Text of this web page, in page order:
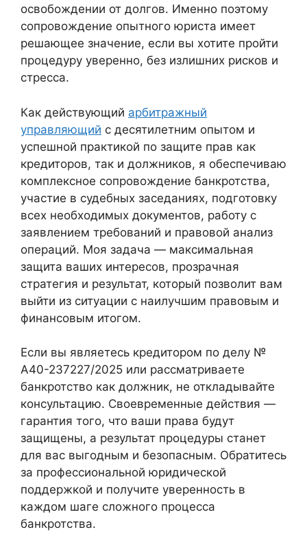
освобождении от долгов. Именно поэтому
сопровождение опытного юриста имеет
решающее значение, если вы хотите пройти
процедуру уверенно, без излишних рисков и
стресса.
Как действующий арбитражный
управляющий с десятилетним опытом и
успешной практикой по защите прав как
кредиторов, так и должников, я обеспечиваю
комплексное сопровождение банкротства,
участие в судебных заседаниях, подготовку
всех необходимых документов, работу с
заявлением требований и правовой анализ
операций. Моя задача — максимальная
защита ваших интересов, прозрачная
стратегия и результат, который позволит вам
выйти из ситуации с наилучшим правовым и
финансовым итогом.
Если вы являетесь кредитором по делу №
А40-237227/2025 или рассматриваете
банкротство как должник, не откладывайте
консультацию. Своевременные действия —
гарантия того, что ваши права будут
защищены, а результат процедуры станет
для вас выгодным и безопасным. Обратитесь
за профессиональной юридической
поддержкой и получите уверенность в
каждом шаге сложного процесса
банкротства.